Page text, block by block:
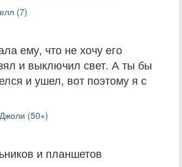
(7)
ему, что не хочу его
и выключил свет. А ты бы
и ушел, вот поэтому я с
(50+)
и планшетов